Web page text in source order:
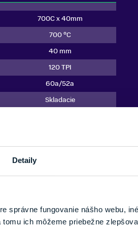
Detaily
správne fungovanie nášho webu,
ich môžeme priebežne
700C x 40mm
700 °C
40 mm
120 TPI
60a/52a
Skladacie
430 g